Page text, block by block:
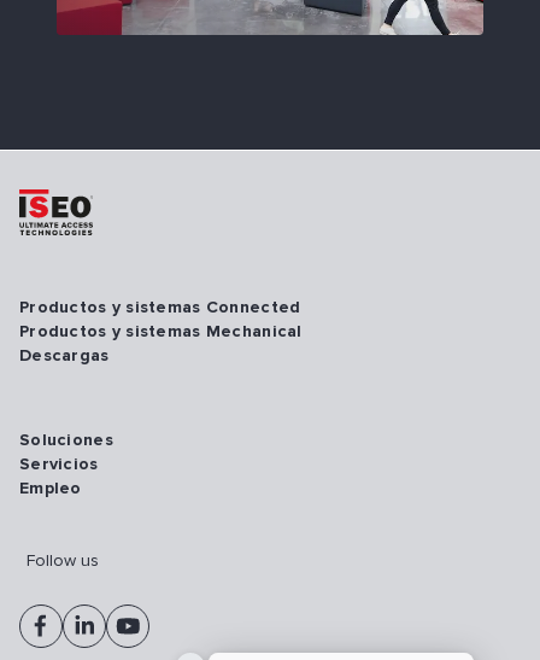
Productos y sistemas Connected
Productos y sistemas Mechanical
Descargas
Soluciones
Servicios
Empleo
Follow us